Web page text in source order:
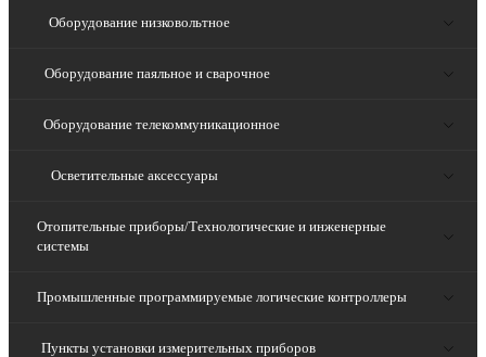
Оборудование низковольтное
Оборудование паяльное и сварочное
Оборудование телекоммуникационное
Осветительные аксессуары
Отопительные приборы/Технологические и инженерные
системы
Промышленные программируемые логические контроллеры
Пункты установки измерительных приборов